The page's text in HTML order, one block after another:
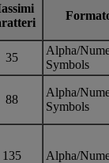
35
Alpha/
Symbols
88
Alpha/
Symbols
135 Alpha/